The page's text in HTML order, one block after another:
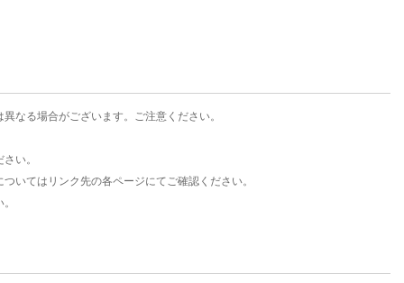
なる場合がございます。ご注意ください。
い。
いてはリンク先の各ページにてご確認ください。